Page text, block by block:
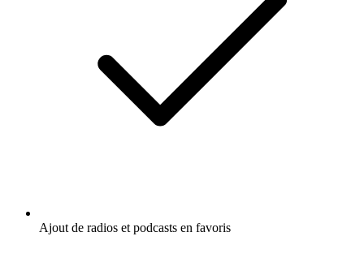
Ajout de radios et podcasts en favoris